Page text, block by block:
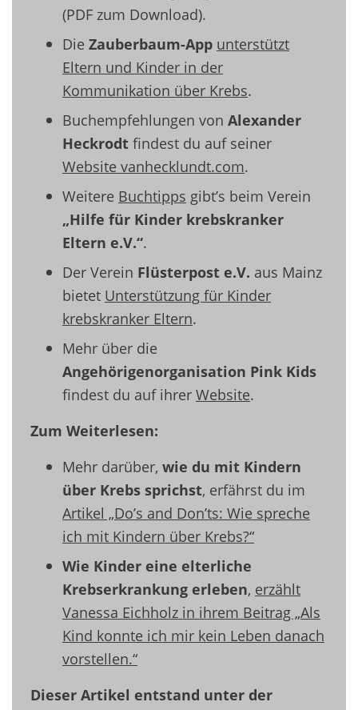
(PDF zum Download).
Die Zauberbaum-App unterstützt
Eltern und Kinder in der
Kommunikation über Krebs.
Buchempfehlungen von Alexander
Heckrodt findest du auf seiner
Website vanhecklundt.com.
Weitere Buchtipps gibt’s beim Verein
„Hilfe für Kinder krebskranker
Eltern e.V.“.
Der Verein Flüsterpost e.V. aus Mainz
bietet Unterstützung für Kinder
krebskranker Eltern.
Mehr über die
Angehörigenorganisation Pink Kids
findest du auf ihrer Website.
Zum Weiterlesen:
Mehr darüber, wie du mit Kindern
über Krebs sprichst, erfährst du im
Artikel „Do’s and Don’ts: Wie spreche
ich mit Kindern über Krebs?“
Wie Kinder eine elterliche
Krebserkrankung erleben, erzählt
Vanessa Eichholz in ihrem Beitrag „Als
Kind konnte ich mir kein Leben danach
vorstellen.“
Dieser Artikel entstand unter der